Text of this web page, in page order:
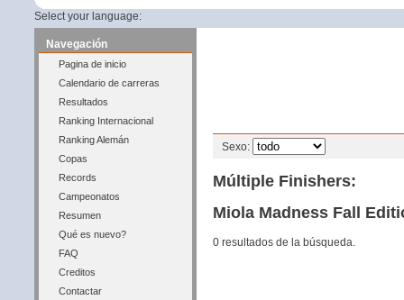
Select your language:
Navegación
Pagina de inicio
Calendario de carreras
Resultados
Ranking Internacional
Ranking Alemán
Copas
Records
Campeonatos
Resumen
Qué es nuevo?
FAQ
Creditos
Contactar
Sexo:
Múltiple Finishers:
Miola Madness Fall
0 resultados de la búsqueda.